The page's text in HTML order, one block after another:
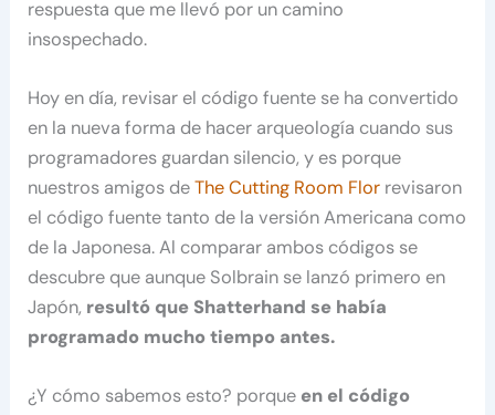
respuesta que me llevó por un camino
insospechado.
Hoy en día, revisar el código fuente se ha convertido
en la nueva forma de hacer arqueología cuando sus
programadores guardan silencio, y es porque
nuestros amigos deThe Cutting Room Flor revisaron
el código fuente tanto de la versión Americana como
de la Japonesa. Al comparar ambos códigos se
descubre que aunque Solbrain se lanzó primero en
Japón, resultó que Shatterhand se había
programado mucho tiempo antes.
¿Y cómo sabemos esto? porque en el código